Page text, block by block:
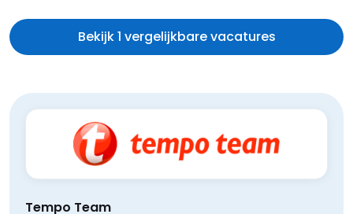
Bekijk 1 vergelijkbare vacatures
Tempo Team